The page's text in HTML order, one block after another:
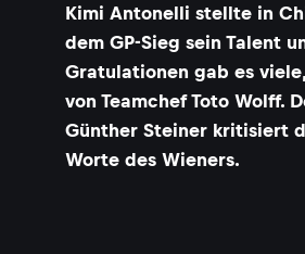
Kimi Antonelli stellte in
dem GP-Sieg sein Talent
Gratulationen gab es
von Teamchef Toto Wolff.
Günther Steiner kritisiert
Worte des Wieners.